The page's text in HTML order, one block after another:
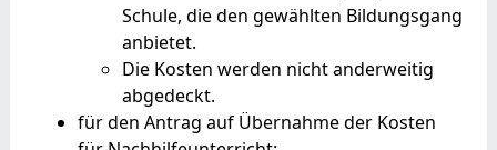
Schule, die den gewählten Bildungsgang
anbietet.
Die Kosten werden nicht anderweitig
abgedeckt.
für den Antrag auf Übernahme der Kosten